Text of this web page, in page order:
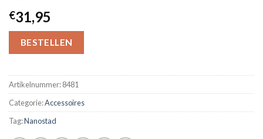
€31,95
BESTELLEN
Artikelnummer:8481
Categorie:Accessoires
Tag:Nanostad